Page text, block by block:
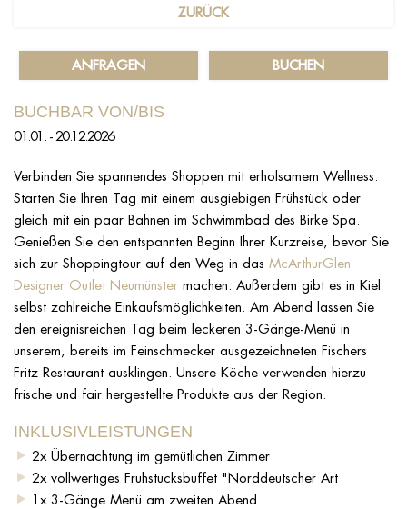
ZURÜCK
ANFRAGEN BUCHEN
BUCHBAR VON/BIS
01.01. - 20.12.2026
Verbinden Sie spannendes Shoppen mit erholsamem Wellness.
Starten Sie Ihren Tag mit einem ausgiebigen Frühstück oder
gleich mit ein paar Bahnen im Schwimmbad des Birke Spa.
Genießen Sie den entspannten Beginn Ihrer Kurzreise, bevor Sie
sich zur Shoppingtour auf den Weg in das McArthurGlen
Designer Outlet Neumünster machen. Außerdem gibt es in Kiel
selbst zahlreiche Einkaufsmöglichkeiten. Am Abend lassen Sie
den ereignisreichen Tag beim leckeren 3-Gänge-Menü in
unserem, bereits im Feinschmecker ausgezeichneten Fischers
Fritz Restaurant ausklingen. Unsere Köche verwenden hierzu
frische und fair hergestellte Produkte aus der Region.
INKLUSIVLEISTUNGEN
2x Übernachtung im gemütlichen Zimmer
2x vollwertiges Frühstücksbuffet "Norddeutscher Art
1x 3-Gänge Menü am zweiten Abend